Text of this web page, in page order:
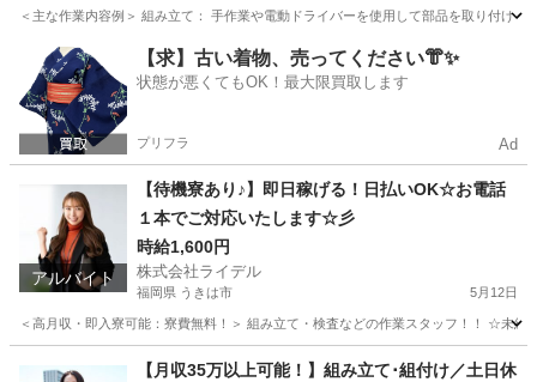
＜主な作業内容例＞ 組み立て： 手作業や電動ドライバーを使用して部品を取り付け
埼玉 羽生市 工場 電動
【求】古い着物、売ってください👘✨
状態が悪くてもOK！最大限買取します
プリフラ Ad
アルバイト
【待機寮あり♪】即日稼げる！日払いOK☆お電話
１本でご対応いたします☆彡
時給1,600円
株式会社ライデル
福岡県 うきは市 5月12日
＜高月収・即入寮可能：寮費無料！＞ 組み立て・検査などの作業スタッフ！！
工場 時給
【月収35万以上可能！】組み立て･組付け／土日休